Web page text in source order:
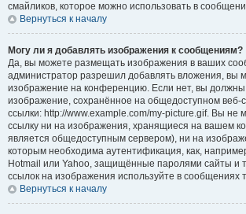
смайликов, которое можно использовать в
Вернуться к началу
Могу ли я добавлять изображения к сообщениям?
Да, вы можете размещать изображения в ваших
администратор разрешил добавлять вложения, вы
изображение на конференцию. Если нет, вы должны
изображение, сохранённое на общедоступном веб-
ссылки: http://www.example.com/my-picture.gif. Вы не
ссылку ни на изображения, хранящиеся на вашем
является общедоступным сервером), ни на
которым необходима аутентификация, как,
Hotmail или Yahoo, защищённые паролями сайты и
ссылок на изображения используйте в сообщениях
Вернуться к началу